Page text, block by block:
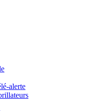
alerte